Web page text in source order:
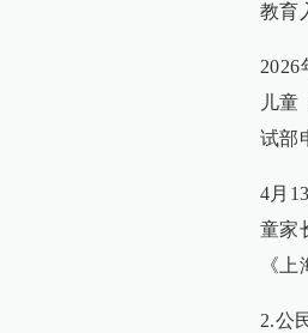
教育
儿童
试部
4月
童家
《
2.公